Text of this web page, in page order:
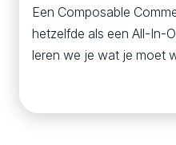
Een Composable
hetzelfde als een All-In-
leren we je wat je moet